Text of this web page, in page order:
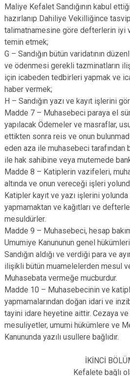
Maliye Kefalet Sandığının kabul
hazırlanıp Dahiliye Vekilliğince
talimatnamesine göre defterlerin iyi
temin etmek;
G – Sandığın bütün varidatının
ve ödenmesi gerekli tazminatların
için icabeden tedbirleri yapmak ve
haber vermek;
H – Sandığın yazı ve kayıt işlerini
Madde 7 – Muhasebeci paraya el
yapılacak Ödemeler ve masraflar,
ettikten sonra reis ve onun
eden aza ile muhasebeci tarafından
ile hak sahibine veya mutemede
Madde 8 – Katiplerin vazifeleri,
altında ve onun vereceği işleri
Katipler kayıt ve yazı işlerini yolunda
yapmamaktan ve kağıtları ve
mesuldürler.
Madde 9 – Muhasebeci, hesap
Umumiye Kanununun genel
Sandığın aldığı ve verdiği para ve
ilişikli bütün muamelelerden mesul ve
Muhasebata vermeğe mucburdur.
Madde 10 – Muhasebecinin ve
yapmamalarından doğan idari ve
tayini idare heyetine aittir. Cezaya
mesuliyetler, umumi hükümlere ve
Kanununda yazılı usullere bağlıdır.
İKİNCİ
Kefalete bağlı